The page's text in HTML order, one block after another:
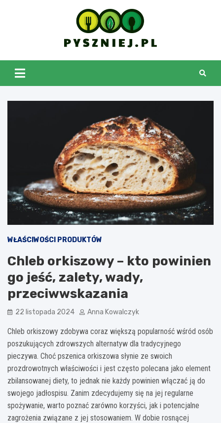
pyszniej.pl
WŁAŚCIWOŚCI PRODUKTÓW
Chleb orkiszowy – kto powinien
go jeść, zalety, wady,
przeciwwskazania
22 listopada 2024 Anna Kowalczyk
Chleb orkiszowy zdobywa coraz większą popularność wśród osób
poszukujących zdrowszych alternatyw dla tradycyjnego
pieczywa. Choć pszenica orkiszowa słynie ze swoich
prozdrowotnych właściwości i jest często polecana jako element
zbilansowanej diety, to jednak nie każdy powinien włączać ją do
swojego jadłospisu. Zanim zdecydujemy się na jej regularne
spożywanie, warto poznać zarówno korzyści, jak i potencjalne
zagrożenia związane z jej stosowaniem. W dobie rosnącej